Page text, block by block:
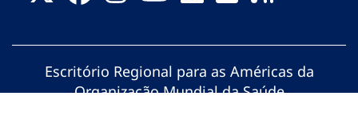
Escritório Regional para as Américas da
Organização Mundial da Saúde